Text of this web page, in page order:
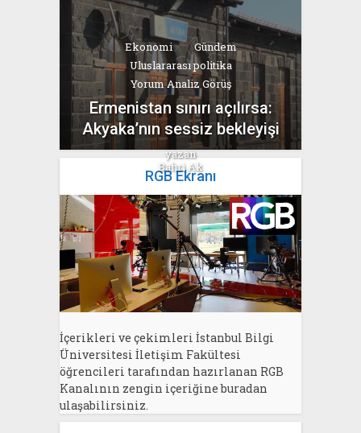
Ekonomi
Gündem
Uluslararası politika
Yorum Analiz Görüş
Ermenistan sınırı açılırsa:
Akyaka’nın sessiz bekleyişi
yazan
Bahri Ak
RGB Ekranı
İçerikleri ve çekimleri İstanbul Bilgi
Üniversitesi İletişim Fakültesi
öğrencileri tarafından hazırlanan RGB
Kanalının zengin içeriğine buradan
ulaşabilirsiniz.